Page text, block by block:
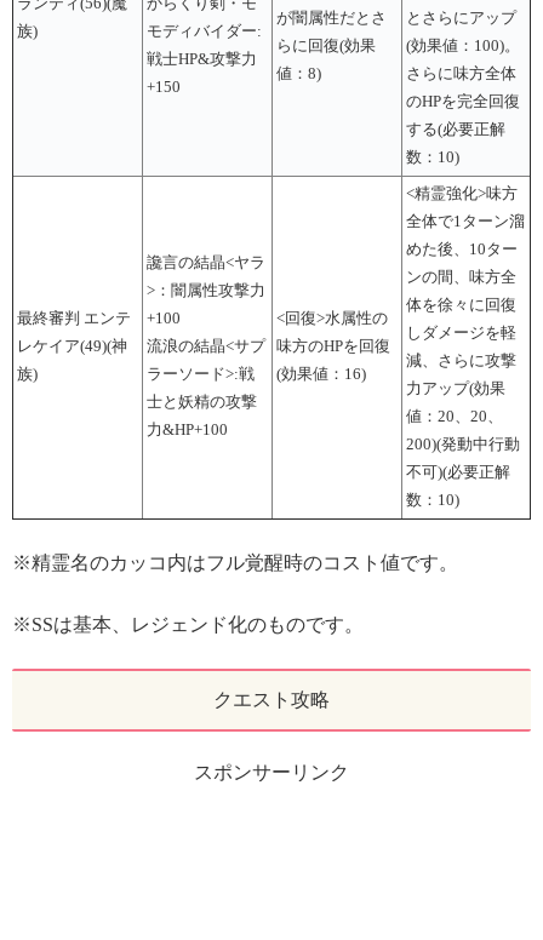
ランティ(56)(魔
族)
からくり剣・モ
モディバイダー:
戦士HP&攻撃力
+150
が闇属性だとさ
らに回復(効果
値：8)
とさらにアップ
(効果値：100)。
さらに味方全体
のHPを完全回復
する(必要正解
数：10)
最終審判 エンテ
レケイア(49)(神
族)
讒言の結晶<ヤラ
>：闇属性攻撃力
+100
流浪の結晶<サプ
ラーソード>:戦
士と妖精の攻撃
力&HP+100
<回復>水属性の
味方のHPを回復
(効果値：16)
<精霊強化>味方
全体で1ターン溜
めた後、10ター
ンの間、味方全
体を徐々に回復
しダメージを軽
減、さらに攻撃
力アップ(効果
値：20、20、
200)(発動中行動
不可)(必要正解
数：10)
※精霊名のカッコ内はフル覚醒時のコスト値です。
※SSは基本、レジェンド化のものです。
クエスト攻略
スポンサーリンク